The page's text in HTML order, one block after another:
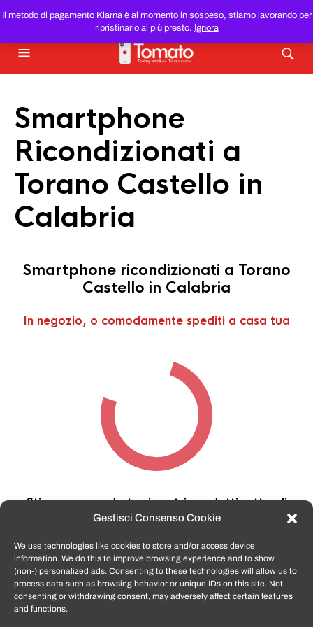
Gestisci Consenso Cookie
We use technologies like cookies to store and/or access device
information. We do this to improve browsing experience and to show
(non-) personalized ads. Consenting to these technologies will allow us to
process data such as browsing behavior or unique IDs on this site. Not
consenting or withdrawing consent, may adversely affect certain features
and functions.
Il metodo di pagamento Klarna è al momento in sospeso, stiamo lavorando per
ripristinarlo al più presto. Ignora
SMARTPHONE E TABLET RICONDIZIONATIAL MIGLIOR
PREZZO DEL WEB!
Smartphone
Ricondizionati a
Torano Castello in
Calabria
Smartphone ricondizionati a Torano
Castello in Calabria
In negozio, o comodamente spediti a casa tua
Stiamo cercando tra i nostri prodotti, attendi
qualche secondo…
TomatoSmartphone.itè lo shop n.1 in italia per
smartphone ricondizionati garantiti e certificati
di tutte le marche,APPLE, SAMSUNG, HUAWEI,
ONEPLUS, XIAOMI e tanto altro